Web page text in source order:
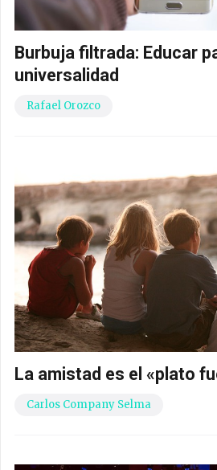
Burbuja filtrada: Educar
universalidad
Rafael Orozco
La amistad es el «plato
Carlos Company Selma